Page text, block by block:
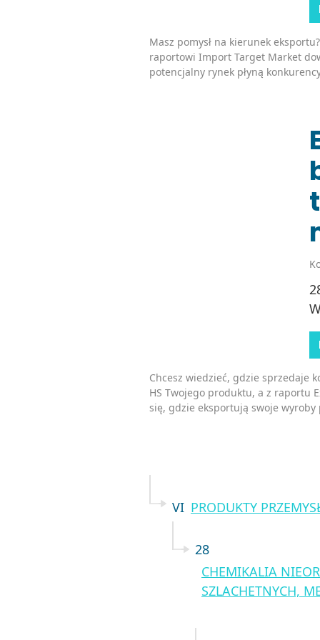
Masz pomysł na kierunek
raportowi Import Target Market
potencjalny rynek płyną
Chcesz wiedzieć, gdzie sprzedaje
HS Twojego produktu, a z raportu
się, gdzie eksportują swoje
VI PRODUKTY
28
CHEMIKALIA
SZLACHETNYCH,